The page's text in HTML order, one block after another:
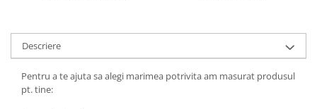
Descriere
Pentru a te ajuta sa alegi marimea potrivita am masurat produsul
pt. tine: